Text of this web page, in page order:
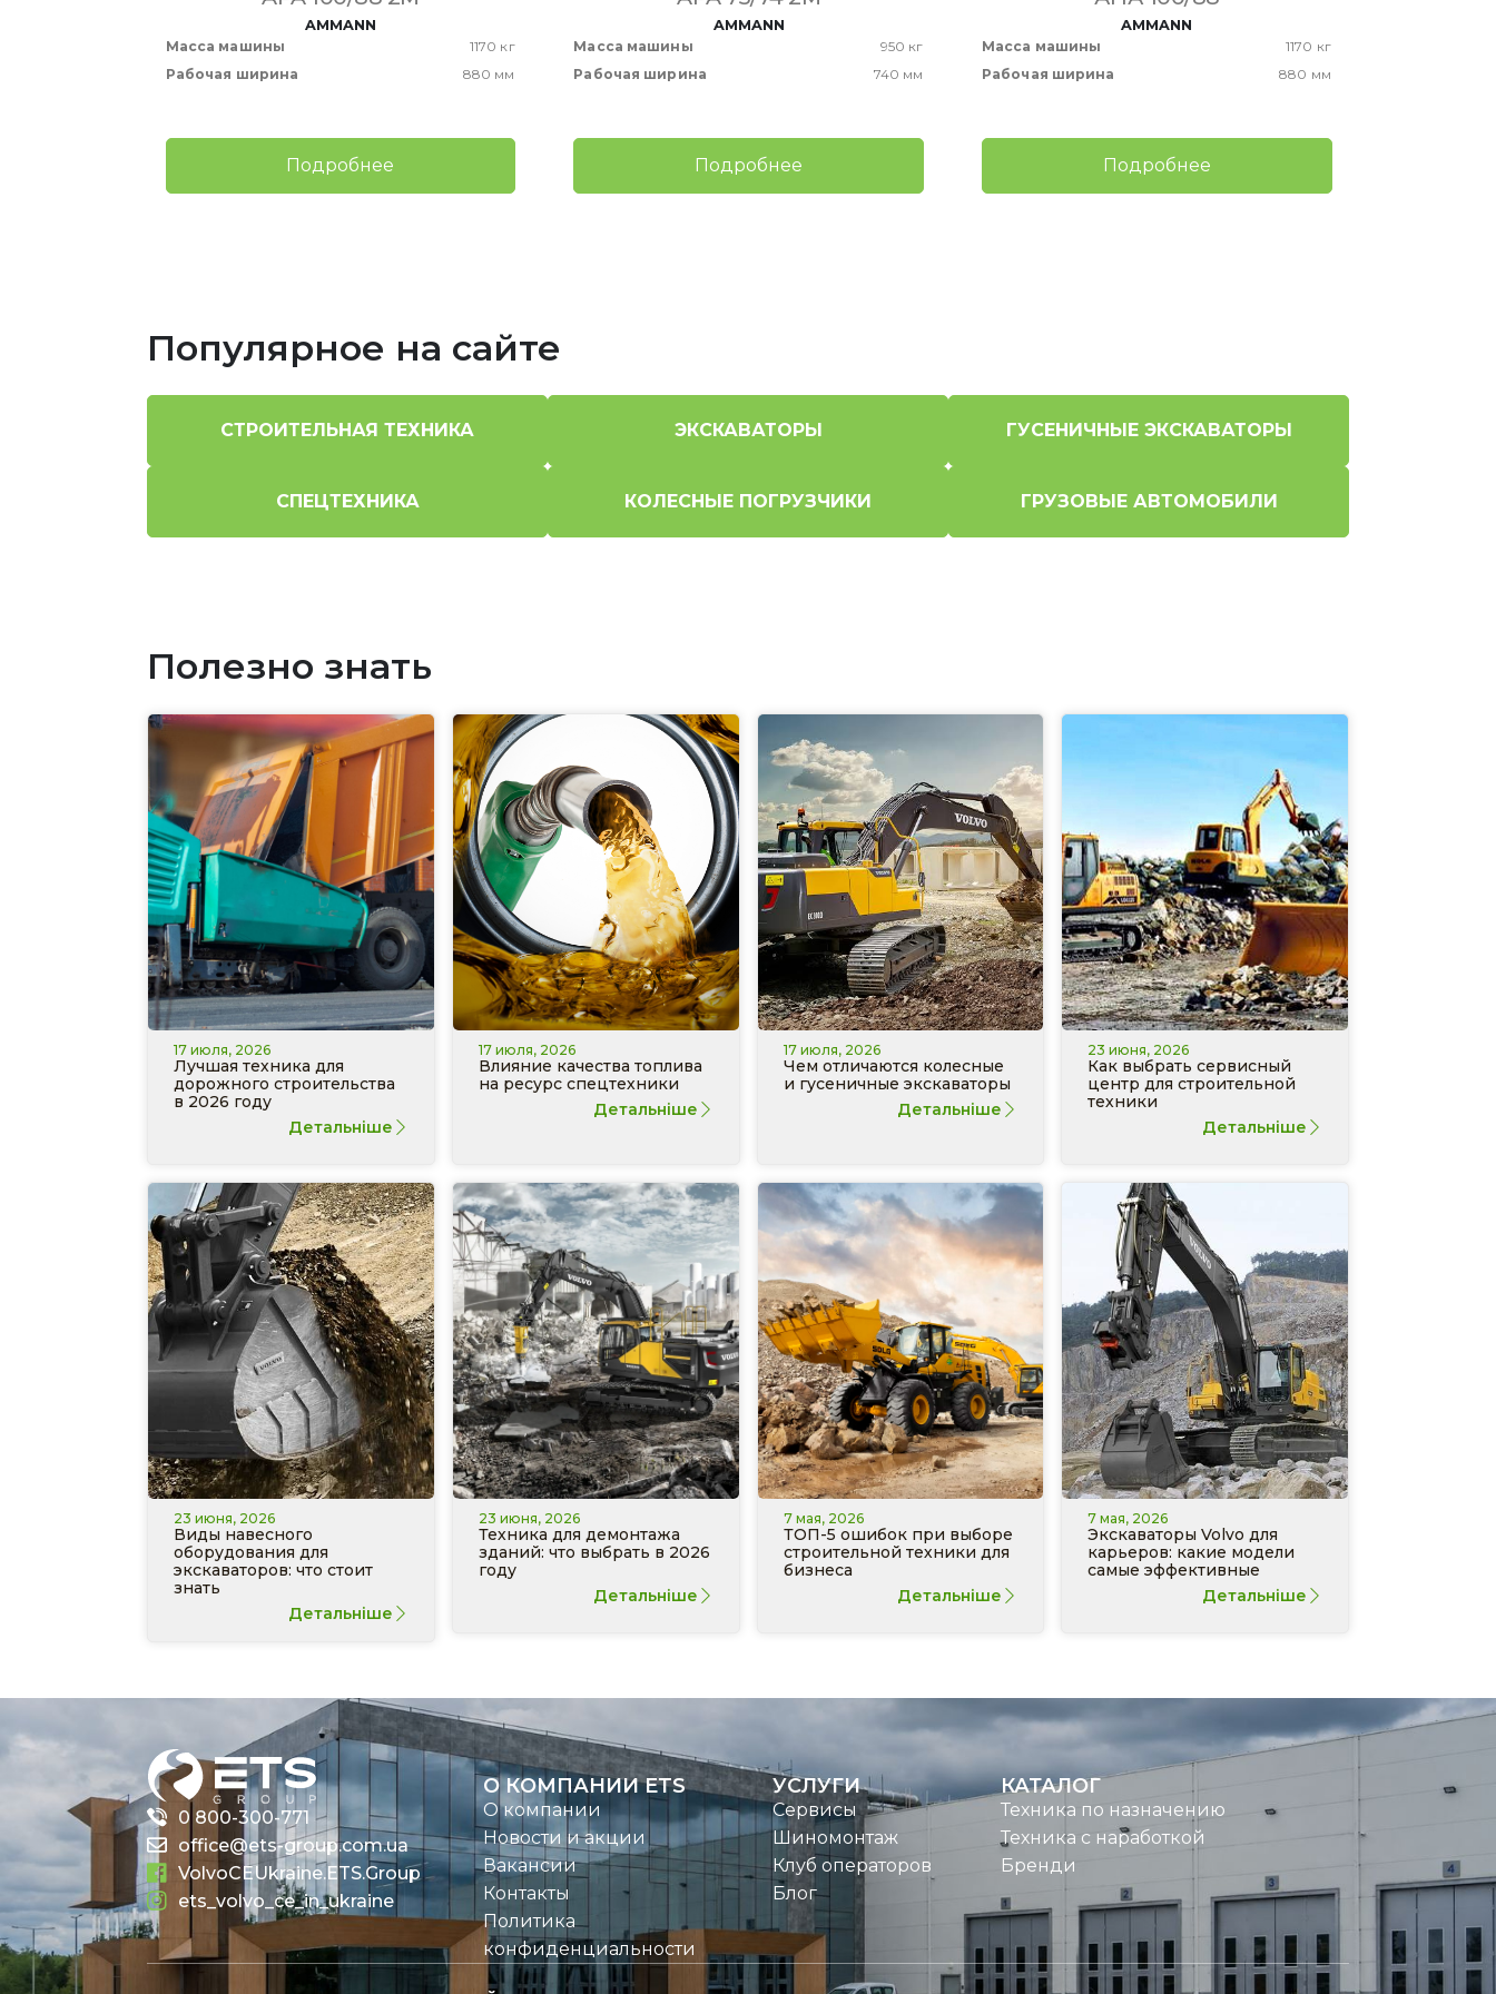
AMMANN
Масса машины
1170 кг
Рабочая ширина
880 мм
Подробнее
AMMANN
Масса машины
950 кг
Рабочая ширина
740 мм
Подробнее
AMMANN
Масса машины
1170 кг
Рабочая ширина
880 мм
Подробнее
Популярное на сайте
СТРОИТЕЛЬНАЯ ТЕХНИКА ЭКСКАВАТОРЫ ГУСЕНИЧНЫЕ ЭКСКАВАТОРЫ
СПЕЦТЕХНИКА КОЛЕСНЫЕ ПОГРУЗЧИКИ ГРУЗОВЫЕ АВТОМОБИЛИ
Полезно знать
17 июля, 2026
Лучшая техника для
дорожного строительства
в 2026 году
Детальніше
17 июля, 2026
Влияние качества топлива
на ресурс спецтехники
Детальніше
17 июля, 2026
Чем отличаются колесные
и гусеничные экскаваторы
Детальніше
23 июня, 2026
Как выбрать сервисный
центр для строительной
техники
Детальніше
23 июня, 2026
Виды навесного
оборудования для
экскаваторов: что стоит
знать
Детальніше
23 июня, 2026
Техника для демонтажа
зданий: что выбрать в 2026
году
Детальніше
7 мая, 2026
ТОП-5 ошибок при выборе
строительной техники для
бизнеса
Детальніше
7 мая, 2026
Экскаваторы Volvo для
карьеров: какие модели
самые эффективные
Детальніше
0 800-300-771
office@ets-group.com.ua
VolvoCEUkraine.ETS.Group
ets_volvo_ce_in_ukraine
О КОМПАНИИ ETS
О компании
Новости и акции
Вакансии
Контакты
Политика
конфиденциальности
УСЛУГИ
Сервисы
Шиномонтаж
Клуб операторов
Блог
КАТАЛОГ
Техника по назначению
Техника с наработкой
Бренди